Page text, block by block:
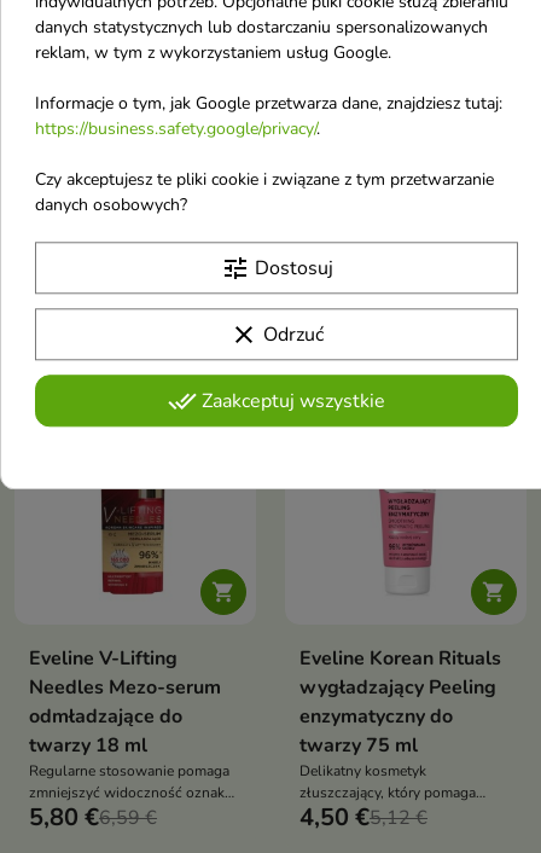

nawilżająca Maska do
Intensywnie nawilżająca maska
suchych, matowych i
odwodnionych.

Needles Mezo-serum
18 ml
Zaawansowany kosmetyk do
codziennej pielęgnacji skóry
ukojenia i intensywnego
nawilżenia.
5,80 €

favorite_border
Eveline V-Lifting
Needles Mezo-serum
odmładzające do
twarzy 18 ml
Regularne stosowanie pomaga
zmniejszyć widoczność oznak
starzenia oraz poprawić ogólny
5,80 €6,59 €
-12% Nowość

Eveline Korean Rituals
wygładzający Peeling
enzymatyczny do
twarzy 75 ml
Delikatny kosmetyk
złuszczający, który pomaga
usunąć martwe komórki
4,50 €5,12 €
danych statystycznych lub dostarczaniu spersonalizowanych
reklam, w tym z wykorzystaniem usług Google.
Informacje o tym, jak Google przetwarza dane, znajdziesz tutaj:
https://business.safety.google/privacy/.
Czy akceptujesz te pliki cookie i związane z tym przetwarzanie
danych osobowych?
tune Dostosuj
clear Odrzuć
done_allZaakceptuj wszystkie